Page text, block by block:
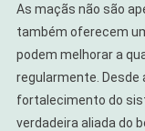
As maçãs não são
também oferecem
podem melhorar a
regularmente. Desde
fortalecimento do
verdadeira aliada do